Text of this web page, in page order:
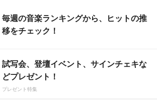
毎週の音楽ランキングから、ヒットの推
移をチェック！
試写会、登壇イベント、サインチェキな
どプレゼント！
プレゼント特集